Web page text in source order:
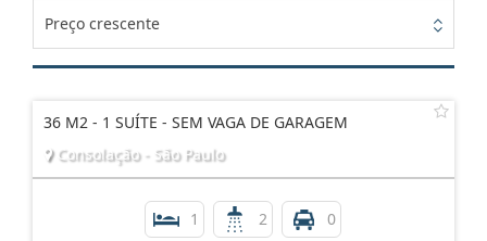
Preço crescente
36 M2 - 1 SUÍTE - SEM VAGA DE GARAGEM
Consolação - São Paulo
1 2 0